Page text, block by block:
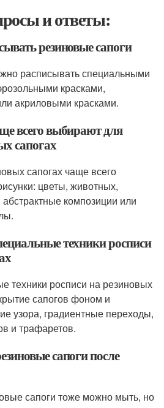
и ответы:
резиновые сапоги
расписывать специальными
красками,
акриловыми красками.
всего выбирают для
сапогах
сапогах чаще всего
цветы, животных,
композиции или
техники росписи
техники росписи на резиновых
сапогов фоном и
узора, градиентные переходы,
и трафаретов.
сапоги после
сапоги тоже можно мыть, но